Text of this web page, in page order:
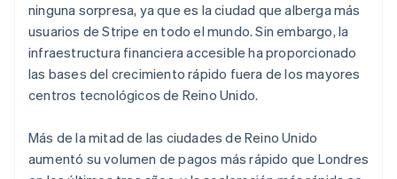
ninguna sorpresa, ya que es la ciudad que alberga más
usuarios de Stripe en todo el mundo. Sin embargo, la
infraestructura financiera accesible ha proporcionado
las bases del crecimiento rápido fuera de los mayores
centros tecnológicos de Reino Unido.
Más de la mitad de las ciudades de Reino Unido
aumentó su volumen de pagos más rápido que Londres